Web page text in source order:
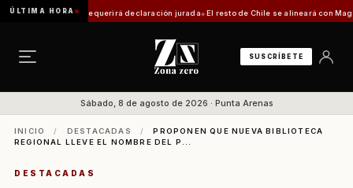
ÚLTIMA HORA
trámite requerirá declaración jurada El resto de Chile se alineará con
SUSCRÍBETE
Sábado, 8 de agosto de 2026 · Punta Arenas
INICIO / DESTACADAS /
PROPONEN QUE NUEVA BIBLIOTECA
REGIONAL LLEVE EL NOMBRE DEL P...
DESTACADAS